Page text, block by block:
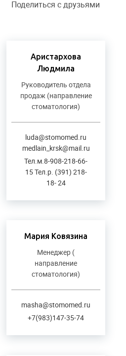
Поделиться с друзьями
Аристархова
Людмила
Руководитель отдела
продаж (направление
стоматология)
luda@stomomed.ru
medlain_krsk@mail.ru
Тел.м.8-908-218-66-
15 Тел.р. (391) 218-
18- 24
Мария Ковязина
Менеджер (
направление
стоматология)
masha@stomomed.ru
+7(983)147-35-74